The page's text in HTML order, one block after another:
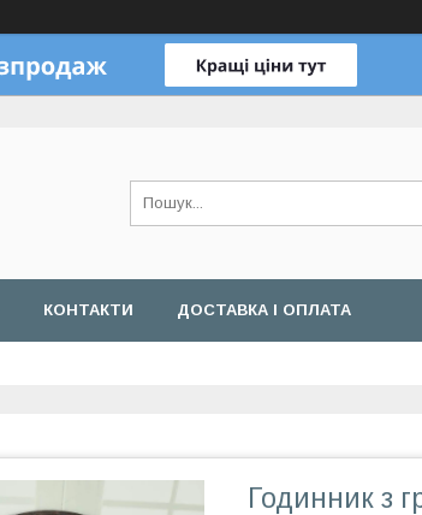
КОНТАКТИ ДОСТАВКА І ОПЛАТА
Годинник з